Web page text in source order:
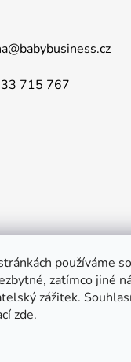
používáme
zatímco jiné
zážitek.
zde.
@babybusiness.cz
715 767